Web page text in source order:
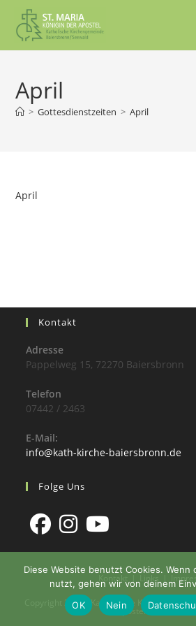
April
> Gottesdienstzeiten > April
April
Kontakt
Adresse
Pappelweg 15, 72270 Baiersbronn
Telefon
07442 / 2463
E-Mail:
info@kath-kirche-baiersbronn.de
Folge Uns
Kontakt Links
Copyright 2026 - Katholische
Apostel Baiersbronn
Diese Website benutzt Cookies.
nutzt, gehen wir von deinem
OK
Nein